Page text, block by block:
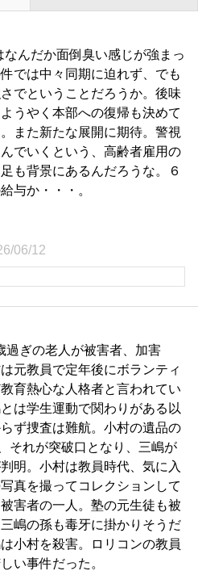
なんだか面倒臭い感じが強まっ
では中々同期に迫れず、でも
でということだろうか。後味
うやく本部への復帰も決めて
また新たな展開に期待。警視
でいくという、高齢者雇用の
も背景にあるんだろうな。６
与か・・・。
06/12
過ぎの老人が被害者、加害
元教員で定年後にボランティ
育熱心な人格者と言われてい
は学生運動で関わりがある以
ず捜査は難航。小村の遺品の
それが突破口となり、三嶋が
明。小村は教員時代、気に入
真を撮ってコレクションして
害者の一人。塾の元生徒も被
嶋の孫も毒牙に掛かりそうだ
小村を殺害。ロリコンの教員
い事件だった。